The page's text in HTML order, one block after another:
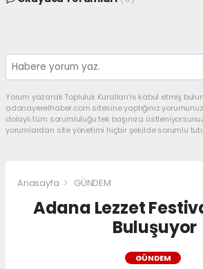
Yorum yazarak Topluluk Kuralları’nı kabul etmiş
adanayerelhaber.com sitesine yaptığınız
dolaylı tüm sorumluluğu tek başınıza
yorumlardan site yönetimi hiçbir şekilde sorumlu
Anasayfa GÜNDEM
Adana Lezzet
Buluşuyor
GÜNDEM